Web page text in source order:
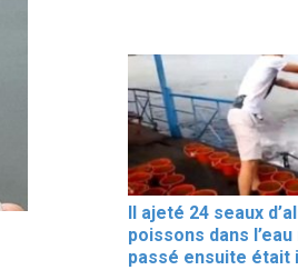
Il ajeté 24 seaux
poissons dans
passé ensuite était